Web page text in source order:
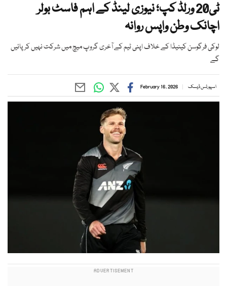
ٹی20 ورلڈ کپ؛ نیوزی لینڈ کے اہم فاسٹ بولر
اچانک وطن واپس روانہ
لوکی فرگوسن کینیڈا کے خلاف اپنی ٹیم کے آخری گروپ میچ میں شرکت نہیں کر پائیں
گے
اسپورٹس ڈیسک February 16, 2026